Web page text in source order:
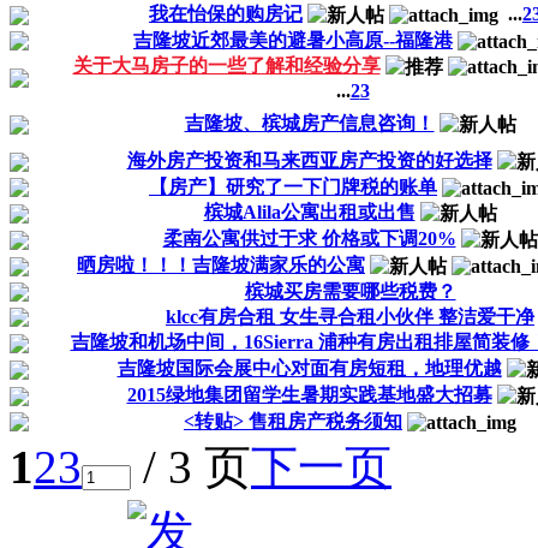
我在怡保的购房记
...2
吉隆坡近郊最美的避暑小高原--福隆港
关于大马房子的一些了解和经验分享
...23
吉隆坡、槟城房产信息咨询！
海外房产投资和马来西亚房产投资的好选择
【房产】研究了一下门牌税的账单
槟城Alila公寓出租或出售
柔南公寓供过于求 价格或下调20%
晒房啦！！！吉隆坡满家乐的公寓
槟城买房需要哪些税费？
klcc有房合租 女生寻合租小伙伴 整洁爱干净
吉隆坡和机场中间，16Sierra 浦种有房出租排屋简装修
吉隆坡国际会展中心对面有房短租，地理优越
2015绿地集团留学生暑期实践基地盛大招募
<转贴> 售租房产税务须知
123 / 3 页下一页